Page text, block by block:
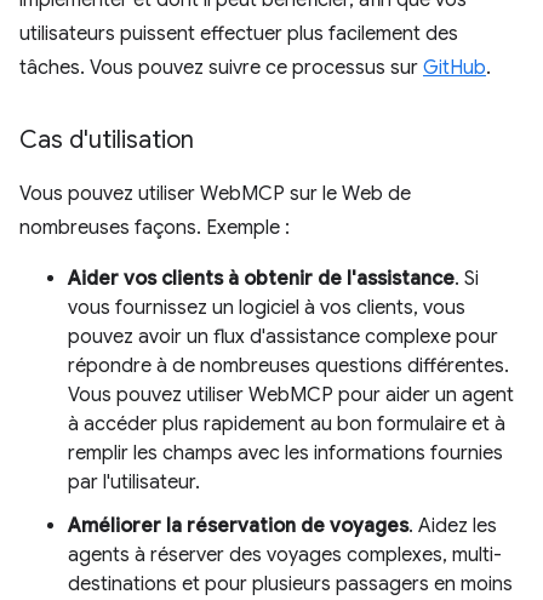
utilisateurs puissent effectuer plus facilement des
tâches. Vous pouvez suivre ce processus sur GitHub.
Cas d'utilisation
Vous pouvez utiliser WebMCP sur le Web de
nombreuses façons. Exemple :
Aider vos clients à obtenir de l'assistance. Si
vous fournissez un logiciel à vos clients, vous
pouvez avoir un flux d'assistance complexe pour
répondre à de nombreuses questions différentes.
Vous pouvez utiliser WebMCP pour aider un agent
à accéder plus rapidement au bon formulaire et à
remplir les champs avec les informations fournies
par l'utilisateur.
Améliorer la réservation de voyages. Aidez les
agents à réserver des voyages complexes, multi-
destinations et pour plusieurs passagers en moins